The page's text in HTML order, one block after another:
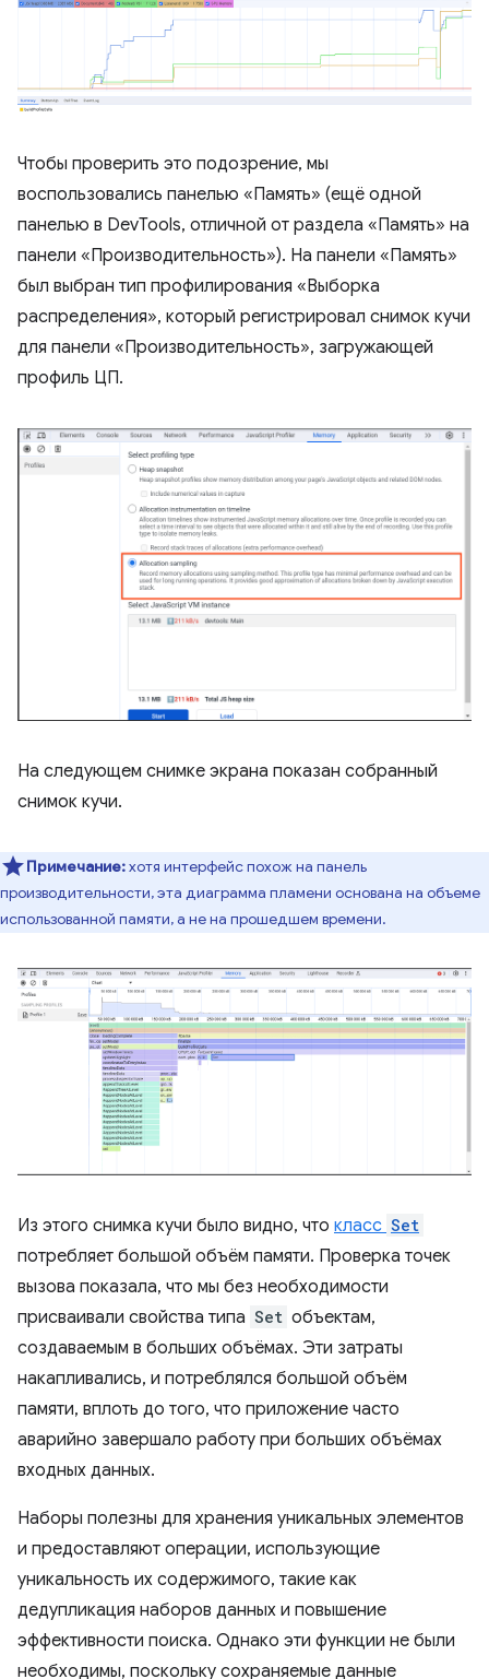
Чтобы проверить это подозрение, мы
воспользовались панелью «Память» (ещё одной
панелью в DevTools, отличной от раздела «Память» на
панели «Производительность»). На панели «Память»
был выбран тип профилирования «Выборка
распределения», который регистрировал снимок кучи
для панели «Производительность», загружающей
профиль ЦП.
На следующем снимке экрана показан собранный
снимок кучи.
Примечание:хотя интерфейс похож на панель
производительности, эта диаграмма пламени основана на объеме
использованной памяти, а не на прошедшем времени.
Из этого снимка кучи было видно, что класс Set
потребляет большой объём памяти. Проверка точек
вызова показала, что мы без необходимости
присваивали свойства типа Set объектам,
создаваемым в больших объёмах. Эти затраты
накапливались, и потреблялся большой объём
памяти, вплоть до того, что приложение часто
аварийно завершало работу при больших объёмах
входных данных.
Наборы полезны для хранения уникальных элементов
и предоставляют операции, использующие
уникальность их содержимого, такие как
дедупликация наборов данных и повышение
эффективности поиска. Однако эти функции не были
необходимы, поскольку сохраняемые данные